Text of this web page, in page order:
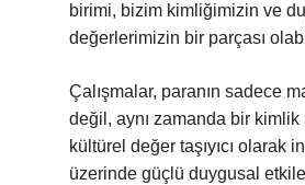
birimi, bizim kimliğimizin ve
değerlerimizin bir parçası
Çalışmalar, paranın sadece
değil, aynı zamanda bir kimlik
kültürel değer taşıyıcı olarak
üzerinde güçlü duygusal etkiler